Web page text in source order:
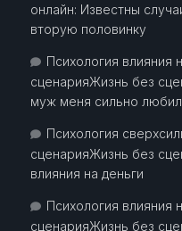
онлайн: Известны
вторую половинку
Психология влияния
сценарияЖизнь без
муж меня сильно любил
Психология
сценарияЖизнь без
влияния на деньги
Психология влияния
сценарияЖизнь без